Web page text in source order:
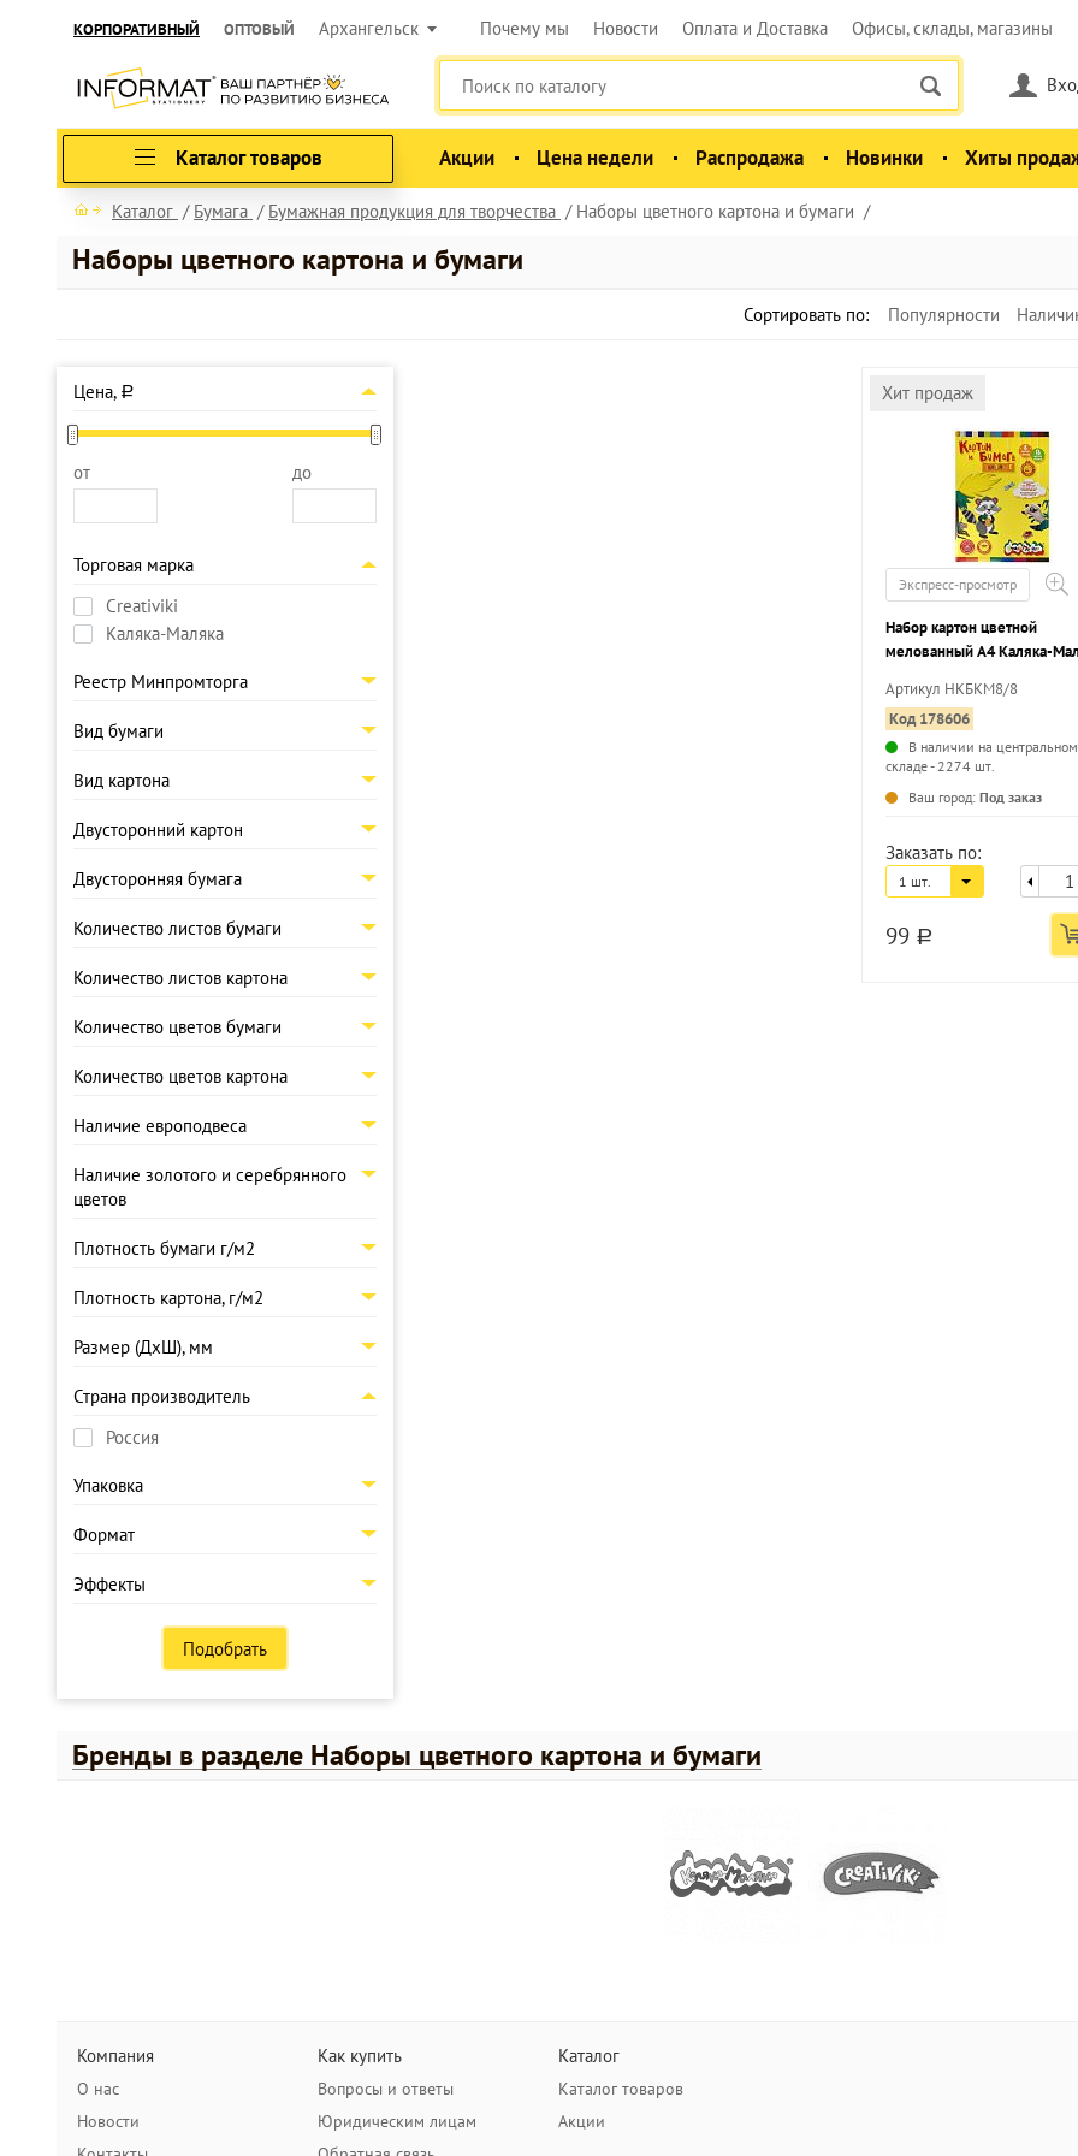
КОРПОРАТИВНЫЙ ОПТОВЫЙ Архангельск Почему мы Новости Оплата и Доставка Офисы, склады, магазины
Каталог товаров Акции Цена недели Распродажа Новинки Хиты
Каталог Бумага Бумажная продукция для творчества Наборы цветного картона и бумаги
Наборы цветного картона и бумаги
Сортировать по: Популярности
Цена, a
от до
Торговая марка
Creativiki
Каляка-Маляка
Реестр Минпромторга
Вид бумаги
Вид картона
Двусторонний картон
Двусторонняя бумага
Количество листов бумаги
Количество листов картона
Количество цветов бумаги
Количество цветов картона
Наличие европодвеса
Наличие золотого и серебрянного
цветов
Плотность бумаги г/м2
Плотность картона, г/м2
Размер (ДхШ), мм
Страна производитель
Россия
Упаковка
Формат
Эффекты
Подобрать
Хит продаж
Экспресс-просмотр
Набор картон цветной
мелованный А4 Каляка-
сторонняя цветная бумага,
цветов 8 листов, 80г/м2 , в
папке-конверте
Артикул НКБКМ8/8
Код 178606
В наличии на центральном
складе - 2274 шт.
Ваш город: Под заказ
Заказать по:
1 шт.
99 a
Бренды в разделе Наборы цветного картона и бумаги
Компания
О нас
Новости
Как купить
Вопросы и ответы
Юридическим лицам
Каталог
Каталог товаров
Акции